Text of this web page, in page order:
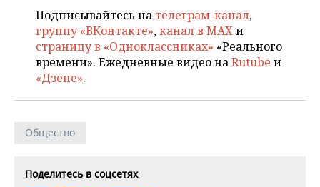
ФИГУРНОЕ КАТАНИЕ
ВОДНЫЕ ВИДЫ СПОРТА
МЕДИЦИНА
ОБРАЗОВАНИЕ
Подписывайтесь на телеграм-канал,
группу «ВКонтакте»,канал в MAXи
страницу в «Одноклассниках» «Реального
времени». Ежедневные видео наRutube и
«Дзене».
Общество
Поделитесь в соцсетях